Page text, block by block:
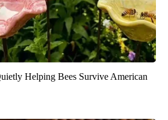
Helping Bees Survive American